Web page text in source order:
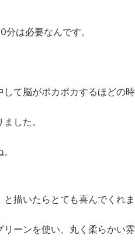
は必要なんです。
て脳がポカポカするほどの時
した。
と描いたらとても喜んでくれま
ーンを使い、丸く柔らかい雰